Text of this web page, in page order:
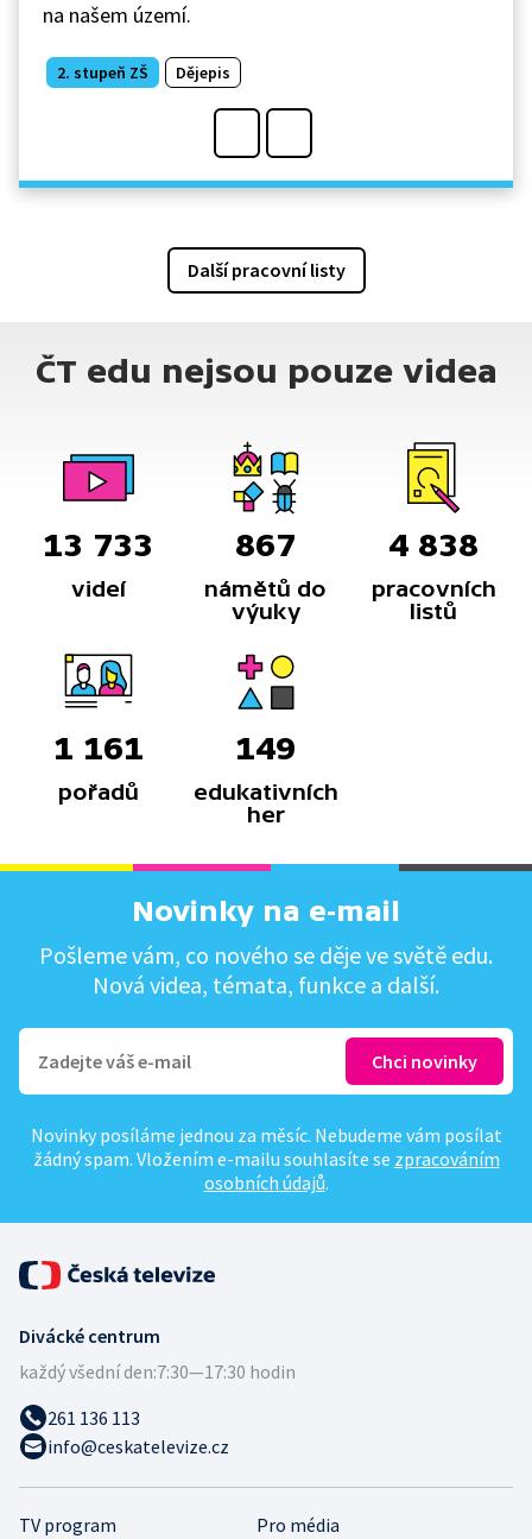
na našem území.
2. stupeň ZŠ Dějepis
Další pracovní listy
ČT edu nejsou pouze videa
13 733
videí
867
námětů do
výuky
4 838
pracovních
listů
1 161
pořadů
149
edukativních
her
Novinky na e-mail
Pošleme vám, co nového se děje ve světě edu.
Nová videa, témata, funkce a další.
Novinky posíláme jednou za měsíc. Nebudeme vám posílat
žádný spam. Vložením e-mailu souhlasíte se zpracováním
osobních údajů.